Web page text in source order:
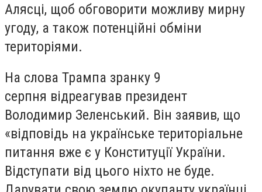
Алясці, щоб обговорити можливу мирну
угоду, а також потенційні обміни
територіями.
На слова Трампа зранку 9
серпня відреагував президент
Володимир Зеленський. Він заявив, що
«відповідь на українське територіальне
питання вже є у Конституції України.
Відступати від цього ніхто не буде.